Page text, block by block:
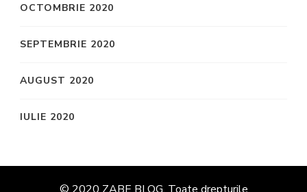
OCTOMBRIE 2020
SEPTEMBRIE 2020
AUGUST 2020
IULIE 2020